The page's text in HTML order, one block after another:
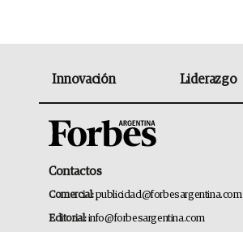
Innovación Liderazgo
Contactos
Comercial:publicidad@forbesargentina.com
Editorial:info@forbesargentina.com